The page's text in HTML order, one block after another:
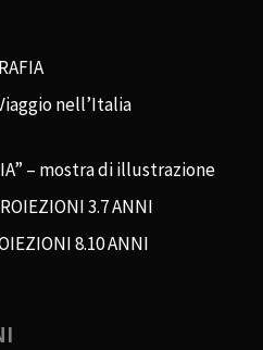
nell’Italia
– mostra di illustrazione
3.7 ANNI
8.10 ANNI